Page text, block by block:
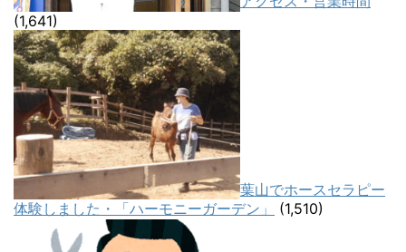
(1,641)
葉山でホースセラピー
体験しました・「ハーモニーガーデン」
(1,510)